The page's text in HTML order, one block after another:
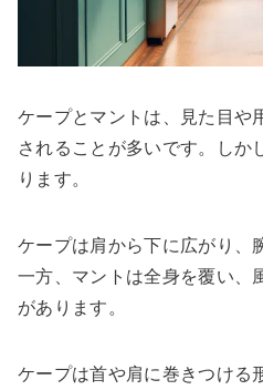
ケープとマントは、見た目や
されることが多いです。しか
ります。
ケープは肩から下に広がり、
一方、マントは全身を覆い、
があります。
ケープは首や肩に巻きつける